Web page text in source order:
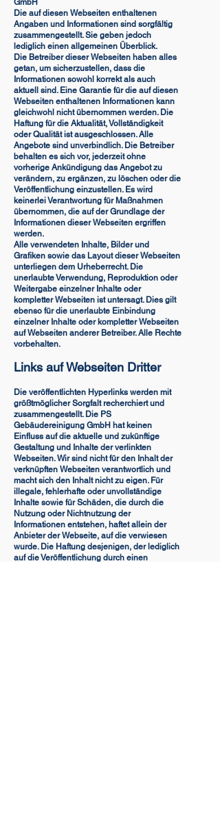
Die auf diesen Webseiten enthaltenen
Angaben und Informationen sind sorgfältig
zusammengestellt. Sie geben jedoch
lediglich einen allgemeinen Überblick.
Die Betreiber dieser Webseiten haben alles
getan, um sicherzustellen, dass die
Informationen sowohl korrekt als auch
aktuell sind. Eine Garantie für die auf diesen
Webseiten enthaltenen Informationen kann
gleichwohl nicht übernommen werden. Die
Haftung für die Aktualität, Vollständigkeit
oder Qualität ist ausgeschlossen. Alle
Angebote sind unverbindlich. Die Betreiber
behalten es sich vor, jederzeit ohne
vorherige Ankündigung das Angebot zu
verändern, zu ergänzen, zu löschen oder die
Veröffentlichung einzustellen. Es wird
keinerlei Verantwortung für Maßnahmen
übernommen, die auf der Grundlage der
Informationen dieser Webseiten ergriffen
werden.
Alle verwendeten Inhalte, Bilder und
Grafiken sowie das Layout dieser Webseiten
unterliegen dem Urheberrecht. Die
unerlaubte Verwendung, Reproduktion oder
Weitergabe einzelner Inhalte oder
kompletter Webseiten ist untersagt. Dies gilt
ebenso für die unerlaubte Einbindung
einzelner Inhalte oder kompletter Webseiten
auf Webseiten anderer Betreiber. Alle Rechte
vorbehalten.
Links auf Webseiten Dritter
Die veröffentlichten Hyperlinks werden mit
größtmöglicher Sorgfalt recherchiert und
zusammengestellt. Die PS
Gebäudereinigung GmbH hat keinen
Einfluss auf die aktuelle und zukünftige
Gestaltung und Inhalte der verlinkten
Webseiten. Wir sind nicht für den Inhalt der
verknüpften Webseiten verantwortlich und
macht sich den Inhalt nicht zu eigen. Für
illegale, fehlerhafte oder unvollständige
Inhalte sowie für Schäden, die durch die
Nutzung oder Nichtnutzung der
Informationen entstehen, haftet allein der
Anbieter der Webseite, auf die verwiesen
wurde. Die Haftung desjenigen, der lediglich
auf die Veröffentlichung durch einen